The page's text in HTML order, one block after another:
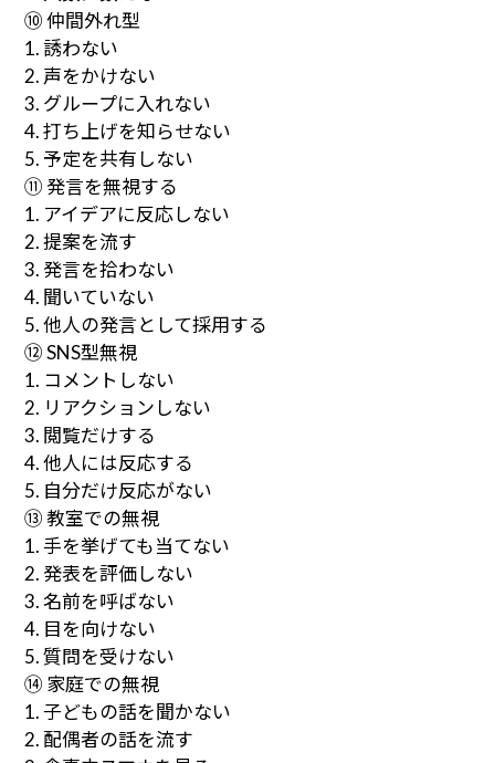
⑩ 仲間外れ型
1. 誘わない
2. 声をかけない
3. グループに入れない
4. 打ち上げを知らせない
5. 予定を共有しない
⑪ 発言を無視する
1. アイデアに反応しない
2. 提案を流す
3. 発言を拾わない
4. 聞いていない
5. 他人の発言として採用する
⑫ SNS型無視
1. コメントしない
2. リアクションしない
3. 閲覧だけする
4. 他人には反応する
5. 自分だけ反応がない
⑬ 教室での無視
1. 手を挙げても当てない
2. 発表を評価しない
3. 名前を呼ばない
4. 目を向けない
5. 質問を受けない
⑭ 家庭での無視
1. 子どもの話を聞かない
2. 配偶者の話を流す